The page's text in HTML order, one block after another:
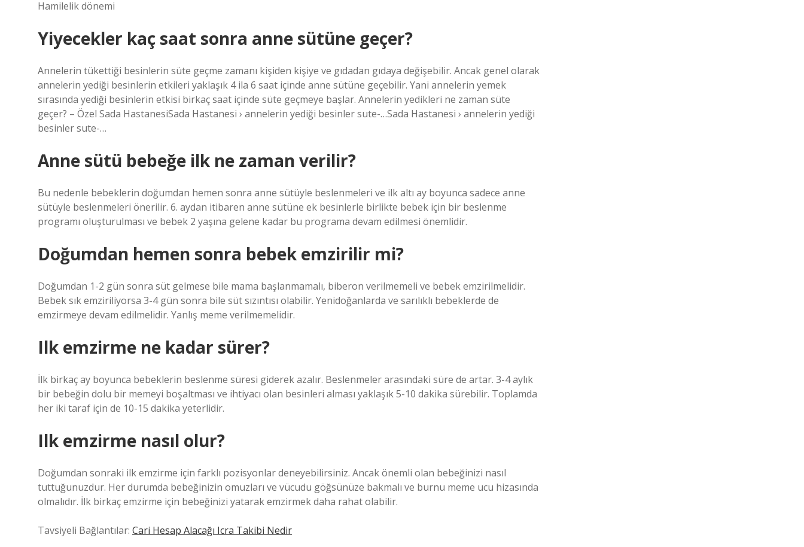
Hamilelik dönemi
Yiyecekler kaç saat sonra anne sütüne geçer?
Annelerin tükettiği besinlerin süte geçme zamanı kişiden kişiye ve gıdadan gıdaya değişebilir. Ancak genel olarak
annelerin yediği besinlerin etkileri yaklaşık 4 ila 6 saat içinde anne sütüne geçebilir. Yani annelerin yemek
sırasında yediği besinlerin etkisi birkaç saat içinde süte geçmeye başlar. Annelerin yedikleri ne zaman süte
geçer? – Özel Sada HastanesiSada Hastanesi › annelerin yediği besinler sute-…Sada Hastanesi › annelerin yediği
besinler sute-…
Anne sütü bebeğe ilk ne zaman verilir?
Bu nedenle bebeklerin doğumdan hemen sonra anne sütüyle beslenmeleri ve ilk altı ay boyunca sadece anne
sütüyle beslenmeleri önerilir. 6. aydan itibaren anne sütüne ek besinlerle birlikte bebek için bir beslenme
programı oluşturulması ve bebek 2 yaşına gelene kadar bu programa devam edilmesi önemlidir.
Doğumdan hemen sonra bebek emzirilir mi?
Doğumdan 1-2 gün sonra süt gelmese bile mama başlanmamalı, biberon verilmemeli ve bebek emzirilmelidir.
Bebek sık emziriliyorsa 3-4 gün sonra bile süt sızıntısı olabilir. Yenidoğanlarda ve sarılıklı bebeklerde de
emzirmeye devam edilmelidir. Yanlış meme verilmemelidir.
Ilk emzirme ne kadar sürer?
İlk birkaç ay boyunca bebeklerin beslenme süresi giderek azalır. Beslenmeler arasındaki süre de artar. 3-4 aylık
bir bebeğin dolu bir memeyi boşaltması ve ihtiyacı olan besinleri alması yaklaşık 5-10 dakika sürebilir. Toplamda
her iki taraf için de 10-15 dakika yeterlidir.
Ilk emzirme nasıl olur?
Doğumdan sonraki ilk emzirme için farklı pozisyonlar deneyebilirsiniz. Ancak önemli olan bebeğinizi nasıl
tuttuğunuzdur. Her durumda bebeğinizin omuzları ve vücudu göğsünüze bakmalı ve burnu meme ucu hizasında
olmalıdır. İlk birkaç emzirme için bebeğinizi yatarak emzirmek daha rahat olabilir.
Tavsiyeli Bağlantılar: Cari Hesap Alacağı Icra Takibi Nedir